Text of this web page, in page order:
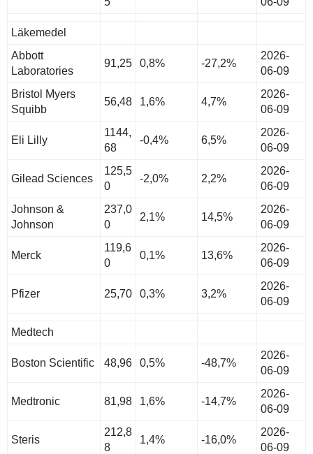
Läkemedel
Abbott
Laboratories
91,25 0,8% -27,2%
2026-
06-09
Bristol Myers
Squibb
56,48 1,6% 4,7%
2026-
06-09
Eli Lilly
1144,
68
-0,4% 6,5%
2026-
06-09
Gilead Sciences
125,5
0
-2,0% 2,2%
2026-
06-09
Johnson &
Johnson
237,0
0
2,1% 14,5%
2026-
06-09
Merck
119,6
0
0,1% 13,6%
2026-
06-09
Pfizer 25,70 0,3% 3,2%
2026-
06-09
Medtech
Boston Scientific 48,96 0,5% -48,7%
2026-
06-09
Medtronic 81,98 1,6% -14,7%
2026-
06-09
Steris
212,8
8
1,4% -16,0%
2026-
06-09